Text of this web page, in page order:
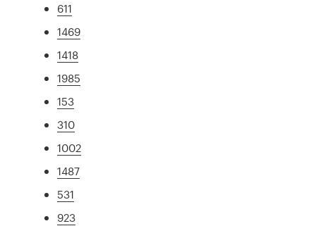
611
1469
1418
1985
153
310
1002
1487
531
923